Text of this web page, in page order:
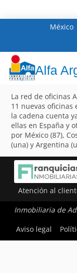
México
Alfa
La red de oficinas
11 nuevas oficinas
la cadena cuenta
ellas en España y
por México (87),
(una) y Argentina
Atención al
Inmobiliaria de
Aviso legal